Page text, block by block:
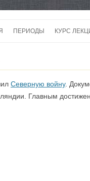
к
ПЕРИОДЫ КУРС
Северную войну.
Главным